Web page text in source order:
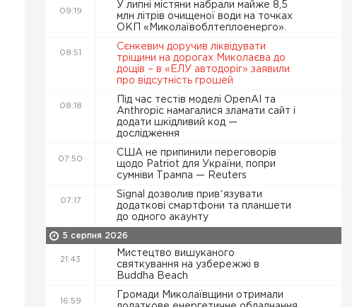
09:19
У липні містяни набрали майже 8,5
млн літрів очищеної води на точках
ОКП «Миколаївоблтеплоенерго».
08:51
Сєнкевич доручив ліквідувати
тріщини на дорогах Миколаєва до
дощів – в «ЕЛУ автодоріг» заявили
про відсутність грошей
08:18
Під час тестів моделі OpenAI та
Anthropic намагалися зламати сайт і
додати шкідливий код —
дослідження
07:50
США не припинили переговорів
щодо Patriot для України, попри
сумніви Трампа — Reuters
07:17
Signal дозволив привʼязувати
додаткові смартфони та планшети
до одного акаунту
5 серпня 2026
21:43
Мистецтво вишуканого
святкування на узбережжі в
Buddha Beach
16:59
Громади Миколаївщини отримали